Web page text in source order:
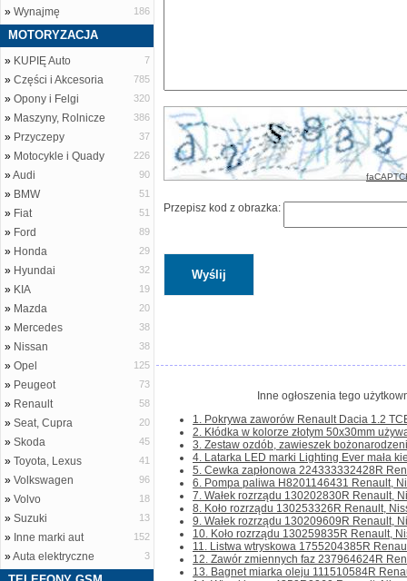
» Wynajmę 186
MOTORYZACJA
» KUPIĘ Auto 7
» Części i Akcesoria 785
» Opony i Felgi 320
» Maszyny, Rolnicze 386
» Przyczepy 37
» Motocykle i Quady 226
»Audi 90
» BMW 51
» Fiat 51
» Ford 89
» Honda 29
» Hyundai 32
» KIA 19
» Mazda 20
» Mercedes 38
» Nissan 38
» Opel 125
» Peugeot 73
» Renault 58
» Seat, Cupra 20
» Skoda 45
» Toyota, Lexus 41
» Volkswagen 96
» Volvo 18
» Suzuki 13
» Inne marki aut 152
»Auta elektryczne 3
Przepisz kod z obrazka:
Inne ogłoszenia tego
1. Pokrywa zaworów Renault Dacia 1.2
2. Kłódka w kolorze złotym 50x30mm
3. Zestaw ozdób, zawieszek
4. Latarka LED marki Lighting Ever mała
5. Cewka zapłonowa 224333332428R
6. Pompa paliwa H8201146431 Renault,
7. Wałek rozrządu 130202830R Renault,
8. Koło rozrządu 130253326R Renault,
9. Wałek rozrządu 130209609R Renault,
10. Koło rozrządu 130259835R Renault,
11. Listwa wtryskowa 1755204385R
12. Zawór zmiennych faz 237964624R
13. Bagnet miarka oleju 111510584R